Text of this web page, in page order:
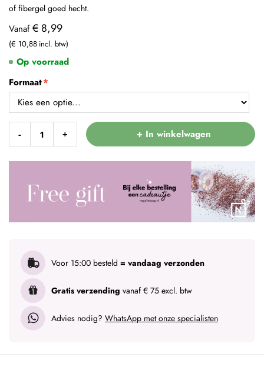
Vanaf € 8,99
€ 10,88
Formaat
- + + In winkelwagen
Voor 15:00 besteld = vandaag verzonden
Gratis verzending vanaf € 75 excl. btw
Advies nodig? WhatsApp met onze specialisten
Op voorraad
of fibergel goed hecht.